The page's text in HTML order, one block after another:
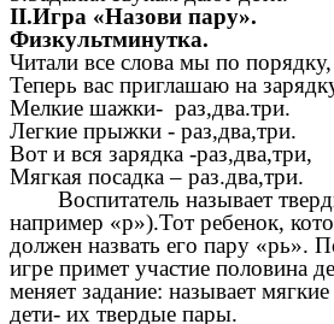
II.Игра «Назови пару».
Физкультминутка.
Читали все слова мы по порядку,
Теперь вас приглашаю на
Мелкие шажки- раз,два.три.
Легкие прыжки - раз,два,три.
Вот и вся зарядка -раз,два,три,
Мягкая посадка – раз.два,три.
Воспитатель называет
например «р»).Тот ребенок,
должен назвать его пару «рь».
игре примет участие половина
меняет задание: называет
дети- их твердые пары.